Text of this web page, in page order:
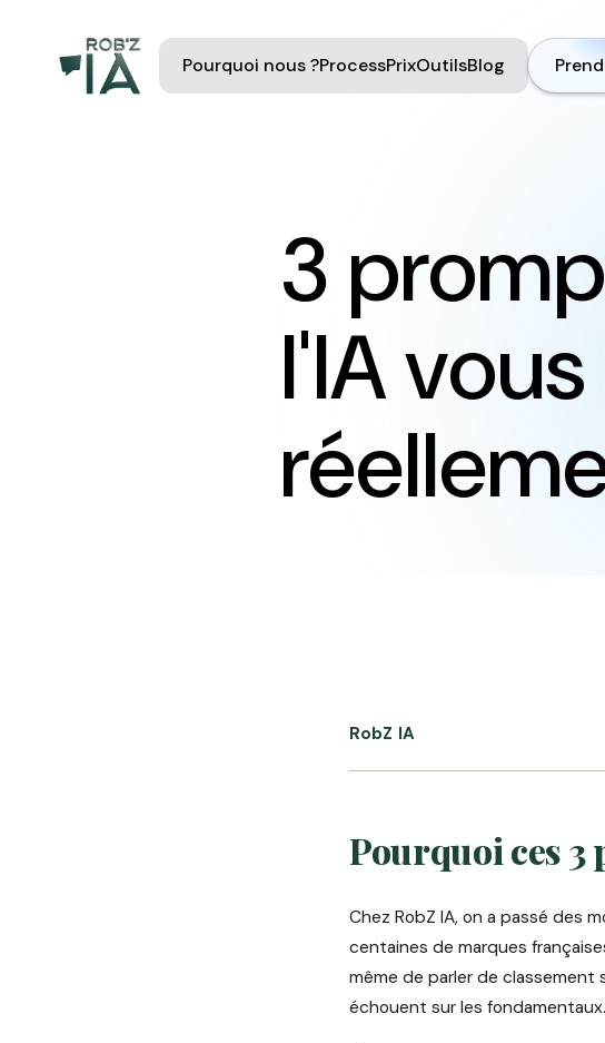
Pourquoi nous ?ProcessPrixOutilsBlog
3
l'IA
RobZ IA
Pourquoi ces 3
Chez RobZ IA, on a passé des
centaines de marques
même de parler de classement
échouent sur les fondamentaux.